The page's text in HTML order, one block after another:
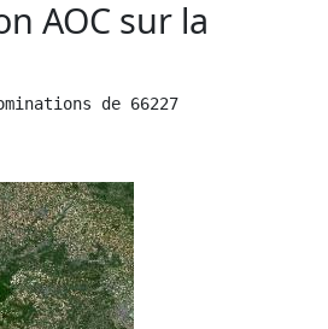
AOC sur la
de 66227